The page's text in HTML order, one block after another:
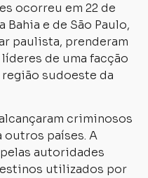
ocorreu em 22 de
Bahia e de São Paulo,
paulista, prenderam
de uma facção
sudoeste da
criminosos
outros países. A
autoridades
utilizados por